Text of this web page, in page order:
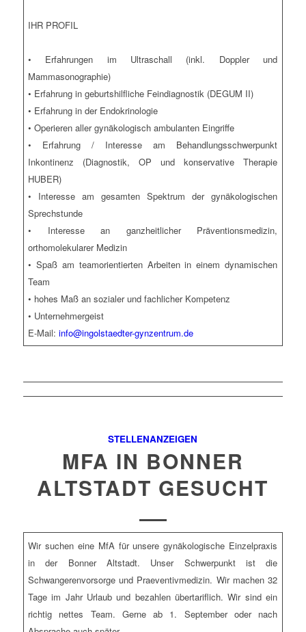
IHR PROFIL
• Erfahrungen im Ultraschall (inkl. Doppler und
Mammasonographie)
• Erfahrung in geburtshilfliche Feindiagnostik (DEGUM II)
• Erfahrung in der Endokrinologie
• Operieren aller gynäkologisch ambulanten Eingriffe
• Erfahrung / Interesse am Behandlungsschwerpunkt
Inkontinenz (Diagnostik, OP und konservative Therapie
HUBER)
• Interesse am gesamten Spektrum der gynäkologischen
Sprechstunde
• Interesse an ganzheitlicher Präventionsmedizin,
orthomolekularer Medizin
• Spaß am teamorientierten Arbeiten in einem dynamischen
Team
• hohes Maß an sozialer und fachlicher Kompetenz
• Unternehmergeist
E-Mail:info@ingolstaedter-gynzentrum.de
STELLENANZEIGEN
MFA IN BONNER
ALTSTADT GESUCHT
Wir suchen eine MfA für unsere gynäkologische Einzelpraxis
in der Bonner Altstadt. Unser Schwerpunkt ist die
Schwangerenvorsorge und Praeventivmedizin. Wir machen 32
Tage im Jahr Urlaub und bezahlen übertariflich. Wir sind ein
richtig nettes Team. Gerne ab 1. September oder nach